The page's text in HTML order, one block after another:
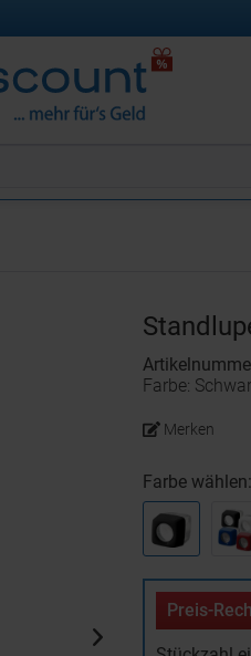
Farbe:
Merken
Farbe wählen:
Preis-